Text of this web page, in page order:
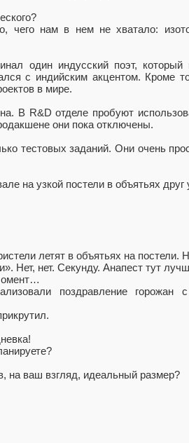
нам в нем не хватало:
один индусский поэт, который
с индийским акцентом. Кроме
в мире.
В R&D отделе пробуют
они пока отключены.
тестовых заданий. Они очень
на узкой постели в объятьях
летят в объятьях на постели.
Нет, нет. Секунду. Анапест тут
поздравление горожан
на ваш взгляд, идеальный размер?